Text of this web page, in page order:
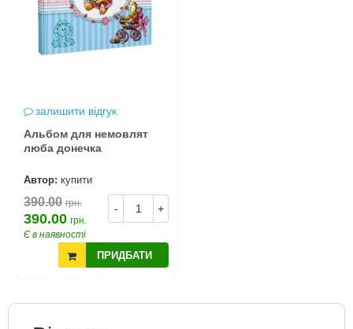
залишити відгук
Альбом для немовлят
люба донечка
Автор: купити
- +
390.00 грн.
390.00 грн.
Є в наявності
ПРИДБАТИ